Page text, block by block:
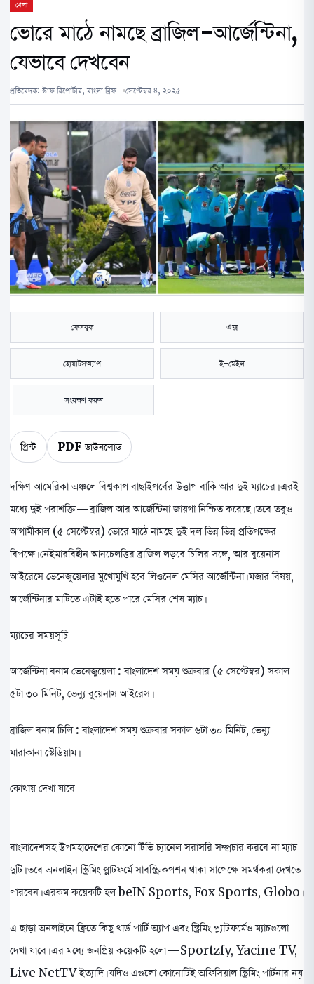
খেলা
ভোরে মাঠে নামছে ব্রাজিল-আর্জেন্টিনা,
যেভাবে দেখবেন
প্রতিবেদক: স্টাফ রিপোর্টার, বাংলা ব্রিফ সেপ্টেম্বর ৪, ২০২৫
ফেসবুক এক্স
হোয়াটসঅ্যাপ ই-মেইল
সংরক্ষণ করুন
প্রিন্ট PDF ডাউনলোড
দক্ষিণ আমেরিকা অঞ্চলে বিশ্বকাপ বাছাইপর্বের উত্তাপ বাকি আর দুই ম্যাচের। এরই
মধ্যে দুই পরাশক্তি—ব্রাজিল আর আর্জেন্টিনা জায়গা নিশ্চিত করেছে। তবে তবুও
আগামীকাল (৫ সেপ্টেম্বর) ভোরে মাঠে নামছে দুই দল ভিন্ন ভিন্ন প্রতিপক্ষের
বিপক্ষে। নেইমারবিহীন আনচেলত্তির ব্রাজিল লড়বে চিলির সঙ্গে, আর বুয়েনাস
আইরেসে ভেনেজুয়েলার মুখোমুখি হবে লিওনেল মেসির আর্জেন্টিনা। মজার বিষয়,
আর্জেন্টিনার মাটিতে এটাই হতে পারে মেসির শেষ ম্যাচ।
ম্যাচের সময়সূচি
আর্জেন্টিনা বনাম ভেনেজুয়েলা :বাংলাদেশ সময় শুক্রবার (৫ সেপ্টেম্বর) সকাল
৫টা ৩০ মিনিট, ভেন্যু বুয়েনাস আইরেস।
ব্রাজিল বনাম চিলি :বাংলাদেশ সময় শুক্রবার সকাল ৬টা ৩০ মিনিট, ভেন্যু
মারাকানা স্টেডিয়াম।
কোথায় দেখা যাবে
বাংলাদেশসহ উপমহাদেশের কোনো টিভি চ্যানেল সরাসরি সম্প্রচার করবে না ম্যাচ
দুটি। তবে অনলাইন স্ট্রিমিং প্লাটফর্মে সাবস্ক্রিকপশন থাকা সাপেক্ষে সমর্থকরা দেখতে
পারবেন। এরকম কয়েকটি হল beIN Sports, Fox Sports, Globo।
এ ছাড়া অনলাইনে ফ্রিতে কিছু থার্ড পার্টি অ্যাপ এবং স্ট্রিমিং প্ল্যাটফর্মেও ম্যাচগুলো
দেখা যাবে। এর মধ্যে জনপ্রিয় কয়েকটি হলো—Sportzfy, Yacine TV,
Live NetTV ইত্যাদি। যদিও এগুলো কোনোটিই অফিসিয়াল স্ট্রিমিং পার্টনার নয়